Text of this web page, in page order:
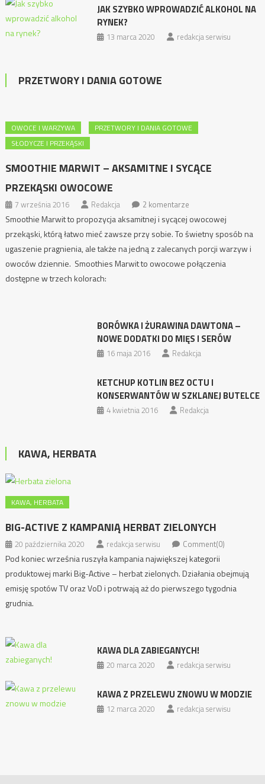
JAK SZYBKO WPROWADZIĆ ALKOHOL NA
RYNEK?
13 marca 2020 redakcja serwisu
PRZETWORY I DANIA GOTOWE
OWOCE I WARZYWA
PRZETWORY I DANIA GOTOWE
SŁODYCZE I PRZEKĄSKI
SMOOTHIE MARWIT – AKSAMITNE I SYCĄCE
PRZEKĄSKI OWOCOWE
7 września 2016 Redakcja 2 komentarze
Smoothie Marwit to propozycja aksamitnej i sycącej owocowej
przekąski, którą łatwo mieć zawsze przy sobie. To świetny sposób na
ugaszenie pragnienia, ale także na jedną z zalecanych porcji warzyw i
owoców dziennie. Smoothies Marwit to owocowe połączenia
dostępne w trzech kolorach:
BORÓWKA I ŻURAWINA DAWTONA –
NOWE DODATKI DO MIĘS I SERÓW
16 maja 2016 Redakcja
KETCHUP KOTLIN BEZ OCTU I
KONSERWANTÓW W SZKLANEJ BUTELCE
4 kwietnia 2016 Redakcja
KAWA, HERBATA
KAWA, HERBATA
BIG-ACTIVE Z KAMPANIĄ HERBAT ZIELONYCH
20 października 2020 redakcja serwisu Comment(0)
Pod koniec września ruszyła kampania największej kategorii
produktowej marki Big-Active – herbat zielonych. Działania obejmują
emisję spotów TV oraz VoD i potrwają aż do pierwszego tygodnia
grudnia.
KAWA DLA ZABIEGANYCH!
20 marca 2020 redakcja serwisu
KAWA Z PRZELEWU ZNOWU W MODZIE
12 marca 2020 redakcja serwisu